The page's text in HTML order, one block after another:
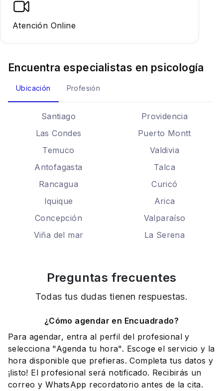
Atención Online
Encuentra especialistas en psicología
Ubicación Profesión
Santiago
Providencia
Las Condes
Puerto Montt
Temuco
Valdivia
Antofagasta
Talca
Rancagua
Curicó
Iquique
Arica
Concepción
Valparaíso
Viña del mar
La Serena
Preguntas frecuentes
Todas tus dudas tienen respuestas.
¿Cómo agendar en Encuadrado?
Para agendar, entra al perfil del profesional y
selecciona "Agenda tu hora". Escoge el servicio y la
hora disponible que prefieras. Completa tus datos y
¡listo! El profesional será notificado. Recibirás un
correo y WhatsApp recordatorio antes de la cita.